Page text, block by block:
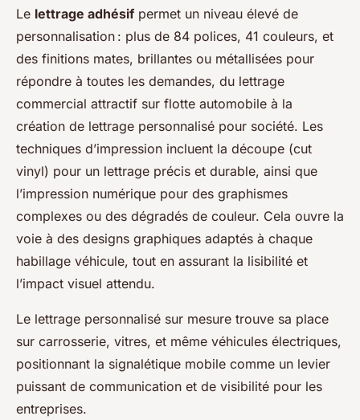
Le lettrage adhésif permet un niveau élevé de
personnalisation : plus de 84 polices, 41 couleurs, et
des finitions mates, brillantes ou métallisées pour
répondre à toutes les demandes, du lettrage
commercial attractif sur flotte automobile à la
création de lettrage personnalisé pour société. Les
techniques d’impression incluent la découpe (cut
vinyl) pour un lettrage précis et durable, ainsi que
l’impression numérique pour des graphismes
complexes ou des dégradés de couleur. Cela ouvre la
voie à des designs graphiques adaptés à chaque
habillage véhicule, tout en assurant la lisibilité et
l’impact visuel attendu.
Le lettrage personnalisé sur mesure trouve sa place
sur carrosserie, vitres, et même véhicules électriques,
positionnant la signalétique mobile comme un levier
puissant de communication et de visibilité pour les
entreprises.